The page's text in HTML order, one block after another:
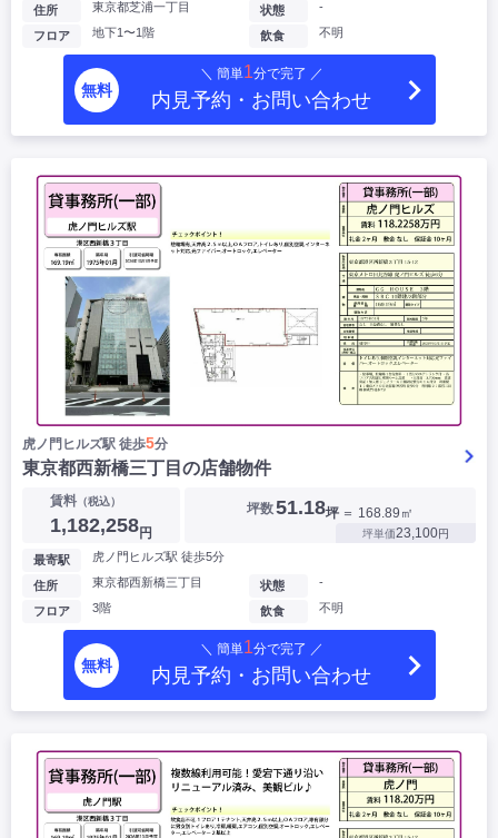
住所 東京都芝浦一丁目
フロア 地下1〜1階
状態 -
飲食 不明
無料
＼ 簡単1分で完了 ／
内見予約・お問い合わせ
虎ノ門ヒルズ駅 徒歩5分
東京都西新橋三丁目の店舗物件
賃料 （税込）
1,182,258円
坪数51.18坪 ＝ 168.89㎡
坪単価23,100円
最寄駅 虎ノ門ヒルズ駅 徒歩5分
住所 東京都西新橋三丁目
フロア 3階
状態 -
飲食 不明
無料
＼ 簡単1分で完了 ／
内見予約・お問い合わせ